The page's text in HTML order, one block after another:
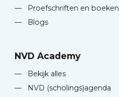
—
Proefschriften en boeken
—
Blogs
NVD Academy
—
Bekijk alles
—
NVD (scholings)agenda